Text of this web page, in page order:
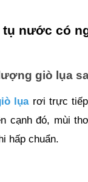
tụ nước có
giò lụa
lụa rơi trực tiếp
cạnh đó, mùi
hấp chuẩn.